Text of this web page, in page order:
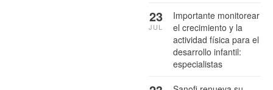
Importante monitorear
el crecimiento y la
actividad física para el
desarrollo infantil:
especialistas
23
JUL